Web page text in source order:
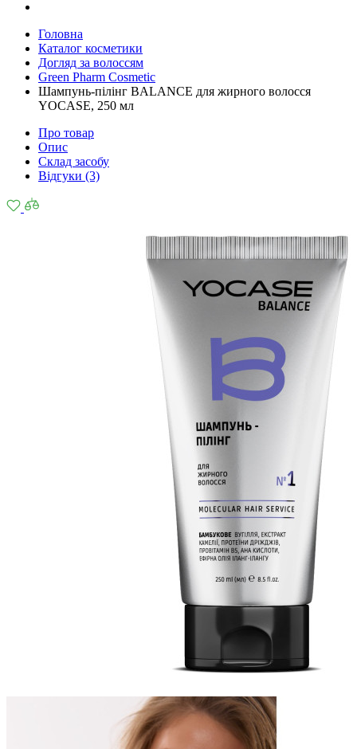
Головна
Каталог косметики
Догляд за волоссям
Green Pharm Cosmetic
Шампунь-пілінг BALANCE для жирного волосся
YOCASE, 250 мл
Про товар
Опис
Склад засобу
Відгуки (3)